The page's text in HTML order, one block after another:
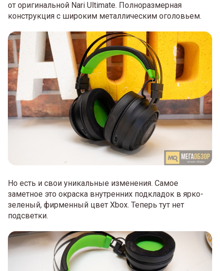
от оригинальной Nari Ultimate. Полноразмерная
конструкция с широким металлическим оголовьем.
Но есть и свои уникальные изменения. Самое
заметное это окраска внутренних подкладок в ярко-
зеленый, фирменный цвет Xbox. Теперь тут нет
подсветки.